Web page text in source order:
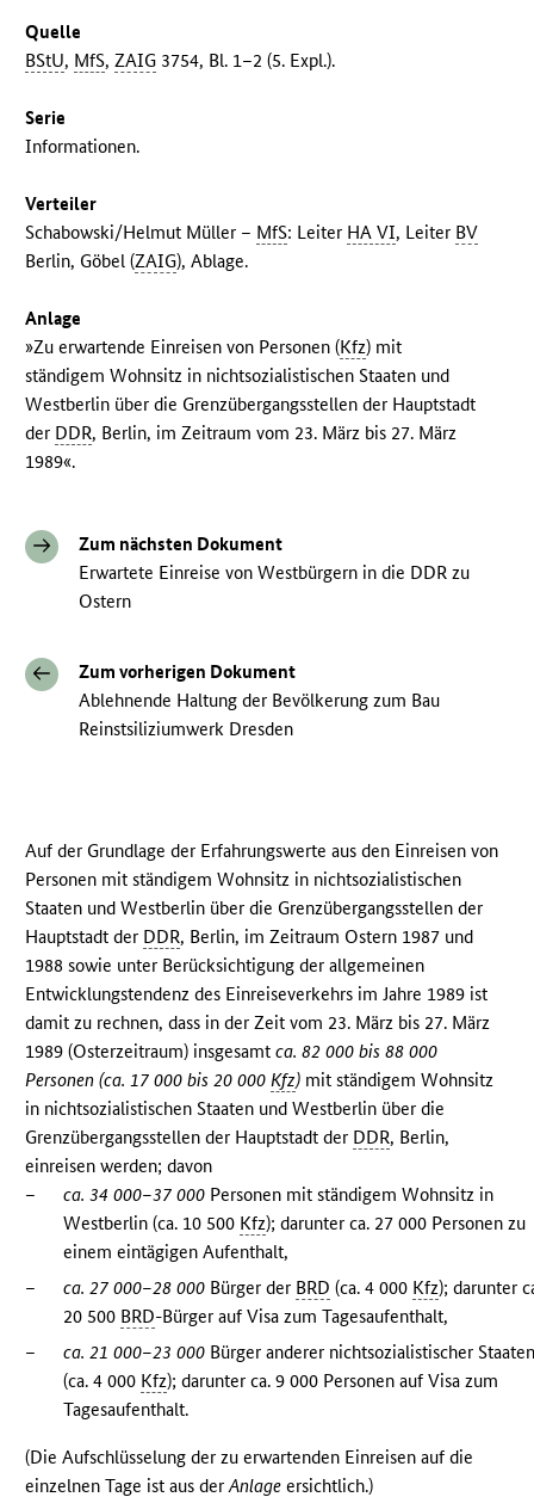
Quelle
BStU, MfS,ZAIG 3754, Bl. 1–2 (5. Expl.).
Serie
Informationen.
Verteiler
Schabowski/Helmut Müller – MfS: Leiter HA VI, Leiter BV
Berlin, Göbel (ZAIG), Ablage.
Anlage
»Zu erwartende Einreisen von Personen (Kfz) mit
ständigem Wohnsitz in nichtsozialistischen Staaten und
Westberlin über die Grenzübergangsstellen der Hauptstadt
der DDR, Berlin, im Zeitraum vom 23. März bis 27. März
1989«.
Zum nächsten Dokument
Erwartete Einreise von Westbürgern in die DDR zu
Ostern
Zum vorherigen Dokument
Ablehnende Haltung der Bevölkerung zum Bau
Reinstsiliziumwerk Dresden
Auf der Grundlage der Erfahrungswerte aus den Einreisen von
Personen mit ständigem Wohnsitz in nichtsozialistischen
Staaten und Westberlin über die Grenzübergangsstellen der
Hauptstadt der DDR, Berlin, im Zeitraum Ostern 1987 und
1988 sowie unter Berücksichtigung der allgemeinen
Entwicklungstendenz des Einreiseverkehrs im Jahre 1989 ist
damit zu rechnen, dass in der Zeit vom 23. März bis 27. März
1989 (Osterzeitraum) insgesamtca. 82 000 bis 88 000
Personen (ca. 17 000 bis 20 000Kfz) mit ständigem Wohnsitz
in nichtsozialistischen Staaten und Westberlin über die
Grenzübergangsstellen der Hauptstadt der DDR, Berlin,
einreisen werden; davon
–
ca. 34 000–37 000 Personen mit ständigem Wohnsitz in
Westberlin (ca. 10 500 Kfz); darunter ca. 27 000 Personen zu
einem eintägigen Aufenthalt,
–
ca. 27 000–28 000 Bürger der BRD (ca. 4 000 Kfz); darunter
20 500 BRD-Bürger auf Visa zum Tagesaufenthalt,
–
ca. 21 000–23 000 Bürger anderer nichtsozialistischer
(ca. 4 000 Kfz); darunter ca. 9 000 Personen auf Visa zum
Tagesaufenthalt.
(Die Aufschlüsselung der zu erwartenden Einreisen auf die
einzelnen Tage ist aus derAnlage ersichtlich.)